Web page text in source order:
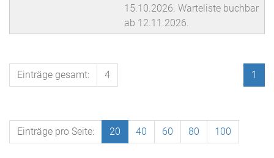
15.10.2026. Warteliste buchbar
ab 12.11.2026.
1
Einträge gesamt: 4
Einträge pro Seite: 20 40 60 80 100